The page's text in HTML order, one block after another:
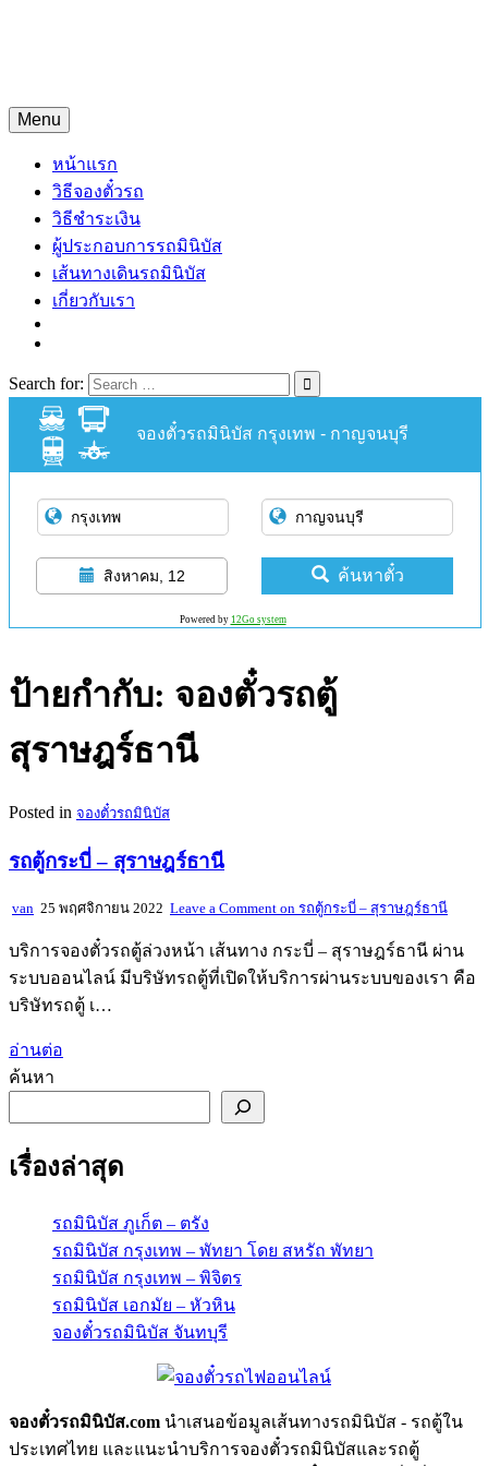
Menu
หน้าแรก
วิธีจองตั๋วรถ
วิธีชำระเงิน
ผู้ประกอบการรถมินิบัส
เส้นทางเดินรถมินิบัส
เกี่ยวกับเรา
Search for:
จองตั๋วรถมินิบัส กรุงเทพ - กาญจนบุรี
สิงหาคม, 12 ค้นหาตั๋ว
Powered by 12Go system
ป้ายกำกับ: จองตั๋วรถตู้
สุราษฎร์ธานี
Posted in จองตั๋วรถมินิบัส
รถตู้กระบี่ – สุราษฎร์ธานี
van 25 พฤศจิกายน 2022 Leave a Comment on รถตู้กระบี่ – สุราษฎร์ธานี
บริการจองตั๋วรถตู้ล่วงหน้า เส้นทาง กระบี่ – สุราษฎร์ธานี ผ่าน
ระบบออนไลน์ มีบริษัทรถตู้ที่เปิดให้บริการผ่านระบบของเรา คือ
บริษัทรถตู้ เ…
อ่านต่อ
ค้นหา
เรื่องล่าสุด
รถมินิบัส ภูเก็ต – ตรัง
รถมินิบัส กรุงเทพ – พัทยา โดย สหรัถ พัทยา
รถมินิบัส กรุงเทพ – พิจิตร
รถมินิบัส เอกมัย – หัวหิน
จองตั๋วรถมินิบัส จันทบุรี
จองตั๋วรถมินิบัส.com นำเสนอข้อมูลเส้นทางรถมินิบัส - รถตู้ใน
ประเทศไทย และแนะนำบริการจองตั๋วรถมินิบัสและรถตู้